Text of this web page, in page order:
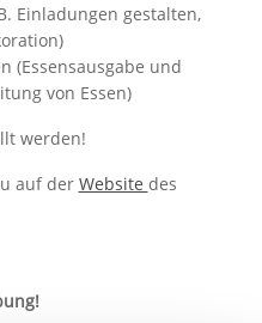
Einladungen gestalten,
(Essensausgabe und
von Essen)
werden!
auf der Website des